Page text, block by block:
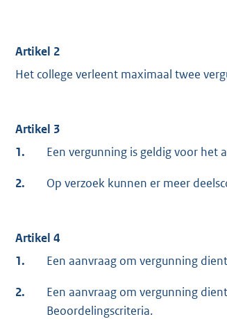
Artikel 2
Het college verleent maximaal twee
Artikel 3
1.
Een vergunning is geldig voor het
2. Op verzoek kunnen er meer
Artikel 4
1.
Een aanvraag om vergunning
2.
Een aanvraag om vergunning
Beoordelingscriteria.